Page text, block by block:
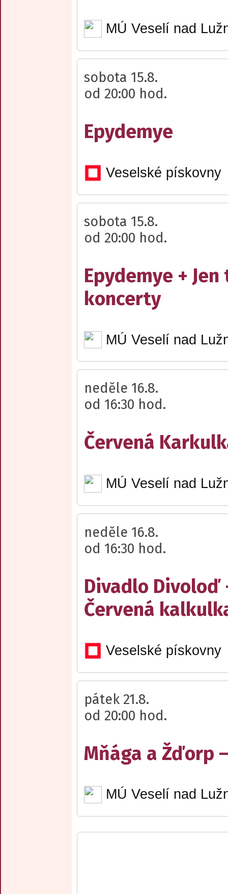
MÚ Veselí nad
sobota 15.8.
od 20:00 hod.
Epydemye
Veselské pískovny
sobota 15.8.
od 20:00 hod.
Epydemye +
koncerty
MÚ Veselí nad
neděle 16.8.
od 16:30 hod.
Červená
MÚ Veselí nad
neděle 16.8.
od 16:30 hod.
Divadlo Divoloď
Červená
Veselské pískovny
pátek 21.8.
od 20:00 hod.
Mňága a Žďorp
MÚ Veselí nad